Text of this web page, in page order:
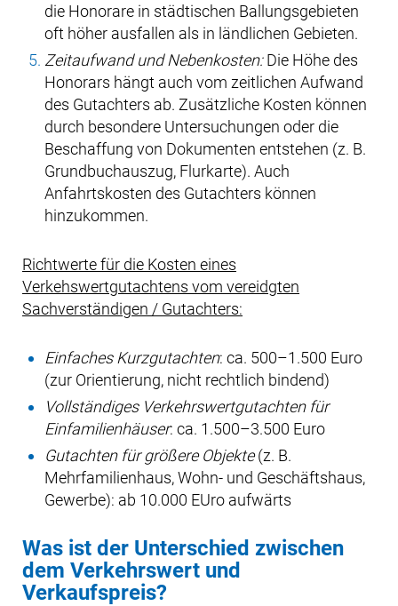
die Honorare in städtischen Ballungsgebieten
oft höher ausfallen als in ländlichen Gebieten.
Zeitaufwand und Nebenkosten:Die Höhe des
Honorars hängt auch vom zeitlichen Aufwand
des Gutachters ab. Zusätzliche Kosten können
durch besondere Untersuchungen oder die
Beschaffung von Dokumenten entstehen (z. B.
Grundbuchauszug, Flurkarte). Auch
Anfahrtskosten des Gutachters können
hinzukommen.
Richtwerte für die Kosten eines
Verkehswertgutachtens vom vereidgten
Sachverständigen / Gutachters:
Einfaches Kurzgutachten: ca. 500–1.500 Euro
(zur Orientierung, nicht rechtlich bindend)
Vollständiges Verkehrswertgutachten für
Einfamilienhäuser: ca. 1.500–3.500 Euro
Gutachten für größere Objekte(z. B.
Mehrfamilienhaus, Wohn- und Geschäftshaus,
Gewerbe): ab 10.000 EUro aufwärts
Was ist der Unterschied zwischen
dem Verkehrswert und
Verkaufspreis?